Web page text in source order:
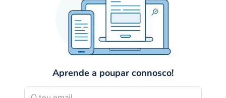
Aprende a poupar connosco!